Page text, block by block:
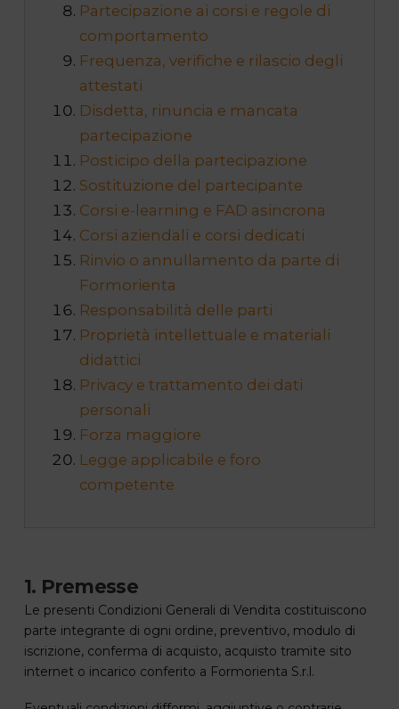
Partecipazione ai corsi e regole di
comportamento
Frequenza, verifiche e rilascio degli
attestati
Disdetta, rinuncia e mancata
partecipazione
Posticipo della partecipazione
Sostituzione del partecipante
Corsi e-learning e FAD asincrona
Corsi aziendali e corsi dedicati
Rinvio o annullamento da parte di
Formorienta
Responsabilità delle parti
Proprietà intellettuale e materiali
didattici
Privacy e trattamento dei dati
personali
Forza maggiore
Legge applicabile e foro
competente
1. Premesse
Le presenti Condizioni Generali di Vendita costituiscono
parte integrante di ogni ordine, preventivo, modulo di
iscrizione, conferma di acquisto, acquisto tramite sito
internet o incarico conferito a Formorienta S.r.l.